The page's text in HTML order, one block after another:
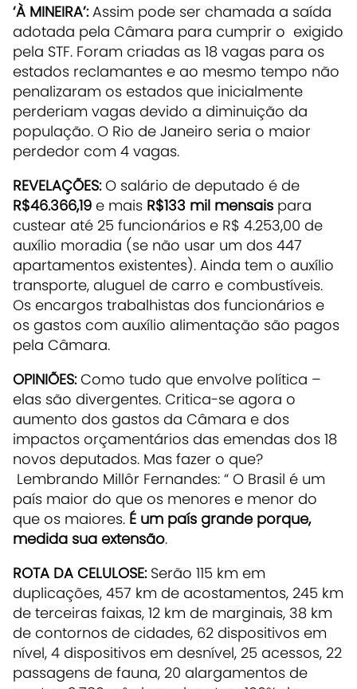
‘À MINEIRA’:Assim pode ser chamada a saída
adotada pela Câmara para cumprir o exigido
pela STF. Foram criadas as 18 vagas para os
estados reclamantes e ao mesmo tempo não
penalizaram os estados que inicialmente
perderiam vagas devido a diminuição da
população. O Rio de Janeiro seria o maior
perdedor com 4 vagas.
REVELAÇÕES:O salário de deputado é de
R$46.366,19 e mais R$133 mil mensais para
custear até 25 funcionários e R$ 4.253,00 de
auxílio moradia (se não usar um dos 447
apartamentos existentes). Ainda tem o auxílio
transporte, aluguel de carro e combustíveis.
Os encargos trabalhistas dos funcionários e
os gastos com auxílio alimentação são pagos
pela Câmara.
OPINIÕES:Como tudo que envolve política –
elas são divergentes. Critica-se agora o
aumento dos gastos da Câmara e dos
impactos orçamentários das emendas dos 18
novos deputados. Mas fazer o que?
Lembrando Millôr Fernandes: “ O Brasil é um
país maior do que os menores e menor do
que os maiores. É um país grande porque,
medida sua extensão.
ROTA DA CELULOSE:Serão 115 km em
duplicações, 457 km de acostamentos, 245 km
de terceiras faixas, 12 km de marginais, 38 km
de contornos de cidades, 62 dispositivos em
nível, 4 dispositivos em desnível, 25 acessos, 22
passagens de fauna, 20 alargamentos de